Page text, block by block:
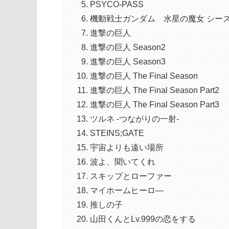
PSYCO-PASS
機動戦士ガンダム 水星の魔女 シー
進撃の巨人
進撃の巨人 Season2
進撃の巨人 Season3
進撃の巨人 The Final Season
進撃の巨人 The Final Season Part2
進撃の巨人 The Final Season Part3
ツルネ -つながりの一射-
STEINS;GATE
宇宙よりも遠い場所
波よ、聞いてくれ
スキップとローファー
マイホームヒーロ―
推しの子
山田くんとLv.999の恋をする